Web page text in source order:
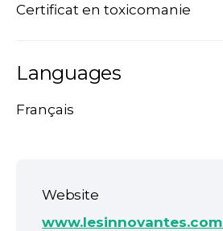
Certificat en toxicomanie
Languages
Français
Website
www.lesinnovantes.com